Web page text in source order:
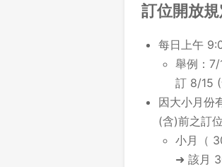
訂位開放規
每日上午
舉例：
訂 8/15 (
因大小月份
(含)前之訂位
小月（
➜ 該月